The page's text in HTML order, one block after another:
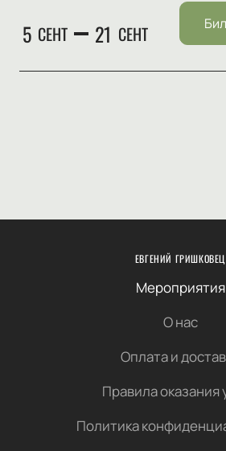
5 СЕНТ 21 СЕНТ
ЕВГЕНИЙ ГРИШКОВЕЦ
Мероприятия
О нас
Оплата и
Правила оказания
Политика